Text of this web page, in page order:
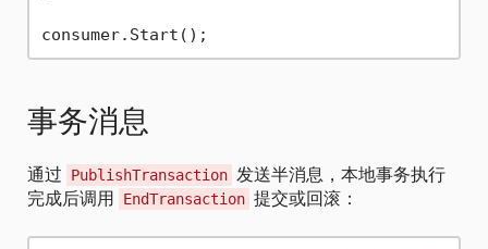
事务消息
通过 PublishTransaction 发送半消息，本地事务执行
完成后调用
EndTransaction 提交或回滚：